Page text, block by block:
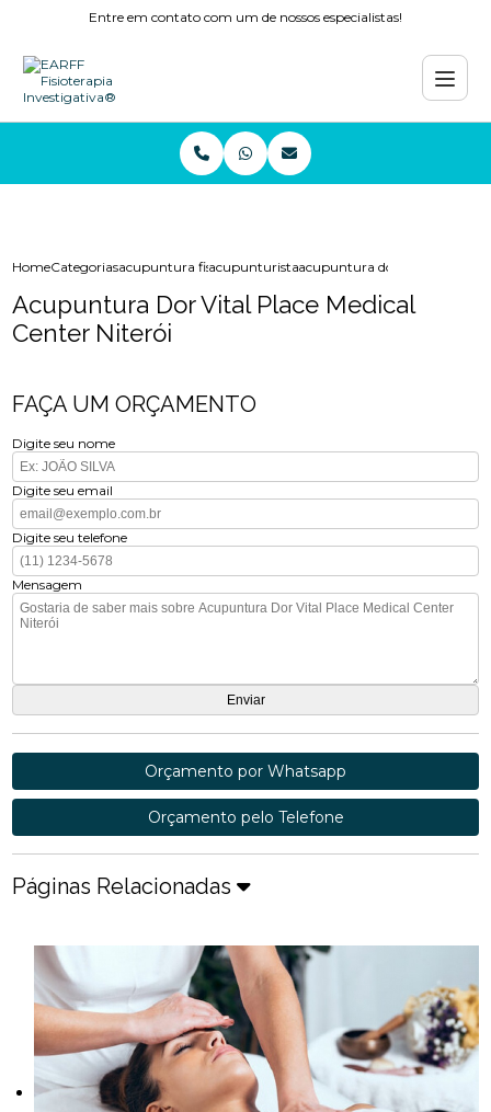
Entre em contato com um de nossos especialistas!
HomeCategoriasacupuntura fisioterapia
acupunturistaacupuntura dor vital place
Acupuntura Dor Vital Place Medical
Center Niterói
FAÇA UM ORÇAMENTO
Digite seu nome
Digite seu email
Digite seu telefone
Mensagem
Orçamento por Whatsapp
Orçamento pelo Telefone
Páginas Relacionadas